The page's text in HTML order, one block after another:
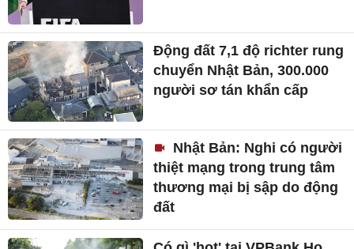
Động đất 7,1 độ richter rung
chuyển Nhật Bản, 300.000
người sơ tán khẩn cấp
Nhật Bản: Nghi có người
thiệt mạng trong trung tâm
thương mại bị sập do động
đất